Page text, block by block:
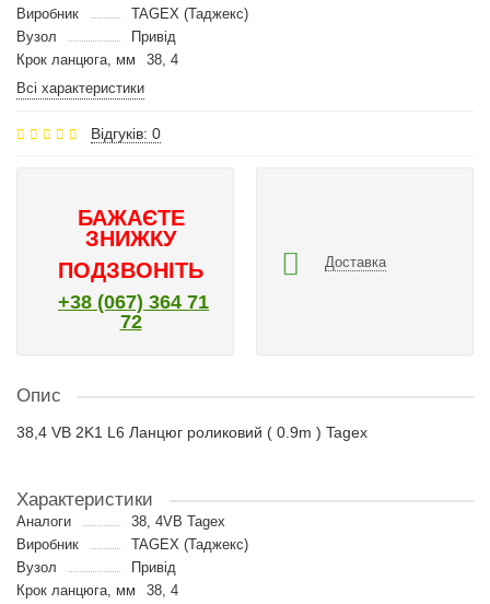
Виробник
TAGEX (Таджекс)
Вузол
Привід
Крок ланцюга, мм
38, 4
Всі характеристики
Відгуків: 0
БАЖАЄТЕ
ЗНИЖКУ
ПОДЗВОНІТЬ
+38 (067) 364 71
72
Доставка
Опис
38,4 VB 2K1 L6 Ланцюг роликовий ( 0.9m ) Tagex
Характеристики
Аналоги
38, 4VB Tagex
Виробник
TAGEX (Таджекс)
Вузол
Привід
Крок ланцюга, мм
38, 4